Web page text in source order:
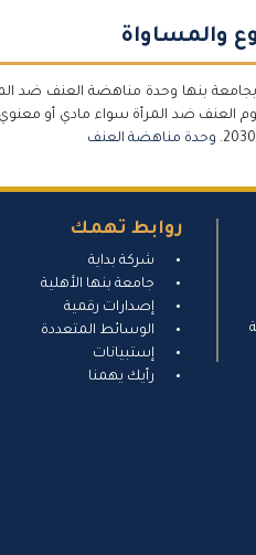
والمساواة
بنها وحدة مناهضة العنف ضد
العنف ضد المرأة سواء مادي أو
وحدة مناهضة العنف
روابط تهمك
شركة بداية
جامعة بنها الأهلية
إصدارات رقمية
الوسائط المتعددة
إستبيانات
رأيك يهمنا